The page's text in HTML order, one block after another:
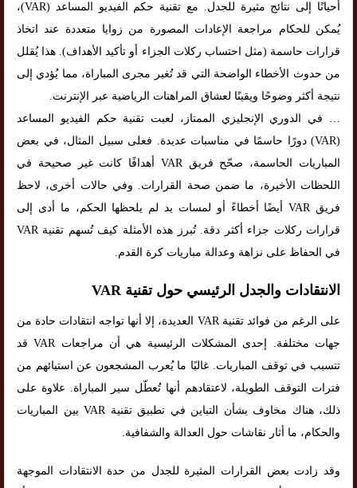
أحيانًا إلى نتائج مثيرة للجدل. مع تقنية حكم الفيديو المساعد (VAR)،
يُمكن للحكام مراجعة الإعادات المصورة من زوايا متعددة عند اتخاذ
قرارات حاسمة (مثل احتساب ركلات الجزاء أو تأكيد الأهداف). هذا يُقلل
من حدوث الأخطاء الواضحة التي قد تُغير مجرى المباراة، مما يُؤدي إلى
نتيجة أكثر وضوحًا ويقينًا لعشاق المراهنات الرياضية عبر الإنترنت.
… في الدوري الإنجليزي الممتاز، لعبت تقنية حكم الفيديو المساعد
(VAR) دورًا حاسمًا في مناسبات عديدة. فعلى سبيل المثال، في بعض
المباريات الحاسمة، صحّح فريق VAR أهدافًا كانت غير صحيحة في
اللحظات الأخيرة، ما ضمن صحة القرارات. وفي حالات أخرى، لاحظ
فريق VAR أيضًا أخطاءً أو لمسات يد لم يلحظها الحكم، ما أدى إلى
قرارات ركلات جزاء أكثر دقة. تُبرز هذه الأمثلة كيف تُسهم تقنية VAR
في الحفاظ على نزاهة وعدالة مباريات كرة القدم.
الانتقادات والجدل الرئيسي حول تقنية VAR
على الرغم من فوائد تقنية VAR العديدة، إلا أنها تواجه انتقادات حادة من
جهات مختلفة. إحدى المشكلات الرئيسية هي أن مراجعات VAR قد
تتسبب في توقف المباريات. غالبًا ما يُعرب المشجعون عن استيائهم من
فترات التوقف الطويلة، لاعتقادهم أنها تُعطّل سير المباراة. علاوة على
ذلك، هناك مخاوف بشأن التباين في تطبيق تقنية VAR بين المباريات
والحكام، ما أثار نقاشات حول العدالة والشفافية.
وقد زادت بعض القرارات المثيرة للجدل من حدة الانتقادات الموجهة